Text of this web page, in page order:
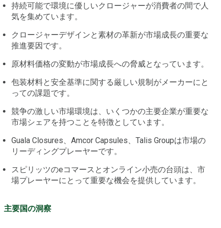
持続可能で環境に優しいクロージャーが消費者の間で人
気を集めています。
クロージャーデザインと素材の革新が市場成長の重要な
推進要因です。
原材料価格の変動が市場成長への脅威となっています。
包装材料と安全基準に関する厳しい規制がメーカーにと
っての課題です。
競争の激しい市場環境は、いくつかの主要企業が重要な
市場シェアを持つことを特徴としています。
Guala Closures、Amcor Capsules、Talis Groupは市場の
リーディングプレーヤーです。
スピリッツのeコマースとオンライン小売の台頭は、市
場プレーヤーにとって重要な機会を提供しています。
主要国の洞察